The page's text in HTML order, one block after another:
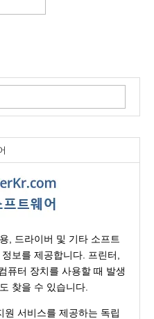
, 드라이버 및 기타 소프트
보를 제공합니다. 프린터,
퓨터 장치를 사용할 때 발생
찾을 수 있습니다.
서비스를 제공하는 독립